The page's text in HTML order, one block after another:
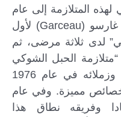
لهذه المتلازمة إلى عام
1953 عندما وصف الطبيب غارسو (Garceau) لأول
لدى ثلاثة مرضى، ثم
الحبل الشوكي
المربوط” من قبل هوفمان وزملائه في عام 1976
مميزة. وفي عام
وفريقه نطاق هذا